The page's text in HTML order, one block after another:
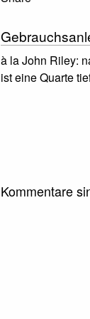
à la John Riley:
ist eine Quarte
Kommentare